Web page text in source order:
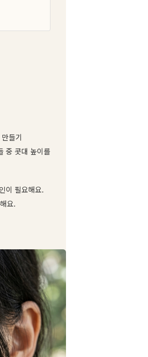
들기
중 콧대 높이를
이 필요해요.
요.